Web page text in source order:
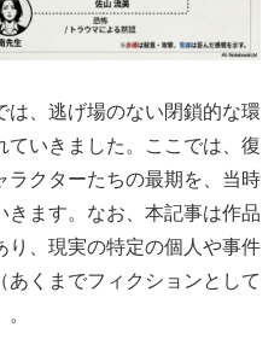
、逃げ場のない閉鎖的な環
いきました。ここでは、復
ラクターたちの最期を、当時
ます。なお、本記事は作品
り、現実の特定の個人や事件
あくまでフィクションとして